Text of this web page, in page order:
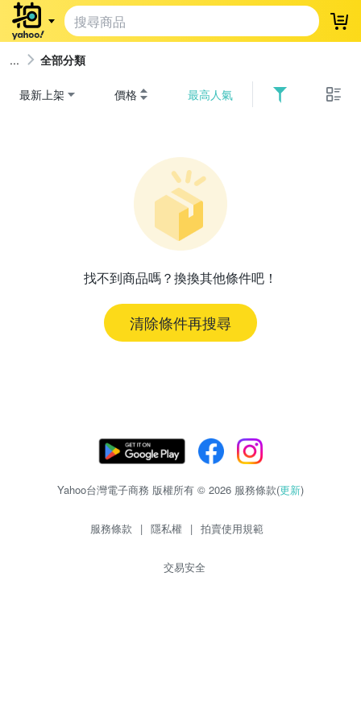
登
全部分類
最新上架 價格 最高人氣
找不到商品嗎？換換其他條件吧！
清除條件再搜尋
Yahoo台灣電子商務 版權所有 © 2026 服務條款(更新)
服務條款 | 隱私權 | 拍賣使用規範
交易安全